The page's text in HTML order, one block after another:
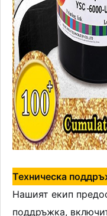
Техническа
Нашият екип
поддръжка,